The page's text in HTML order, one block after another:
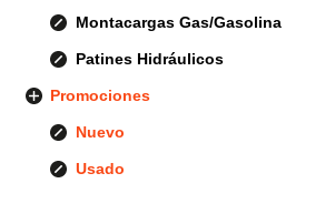
Montacargas Gas/Gasolina
Patines Hidráulicos
Promociones
Nuevo
Usado